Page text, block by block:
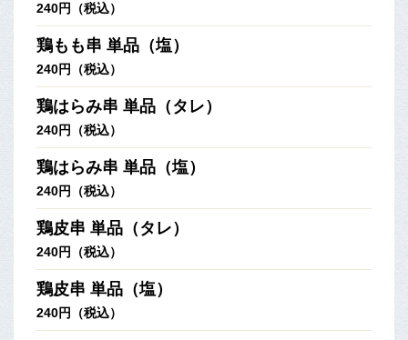
240円（税込）
鶏もも串 単品（塩）
240円（税込）
鶏はらみ串 単品（タレ）
240円（税込）
鶏はらみ串 単品（塩）
240円（税込）
鶏皮串 単品（タレ）
240円（税込）
鶏皮串 単品（塩）
240円（税込）